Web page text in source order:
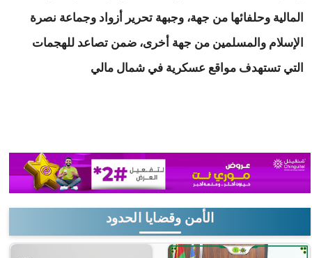
المالية وحلفائها من جهة، وجبهة تحرير أزواد وجماعة نصرة
الإسلام والمسلمين من جهة أخرى، ضمن تصاعد للهجمات
التي تستهدف مواقع عسكرية في شمال مالي
الأمن وقضايا الحدود